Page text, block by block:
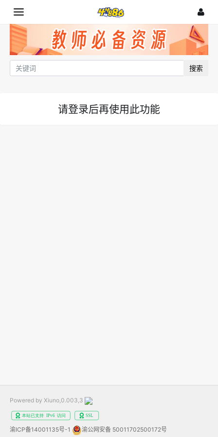
搜索
请登录后再使用此功能
Powered by Xiuno,0.003,3
渝ICP备14001135号-1 渝公网安备 50011702500172号